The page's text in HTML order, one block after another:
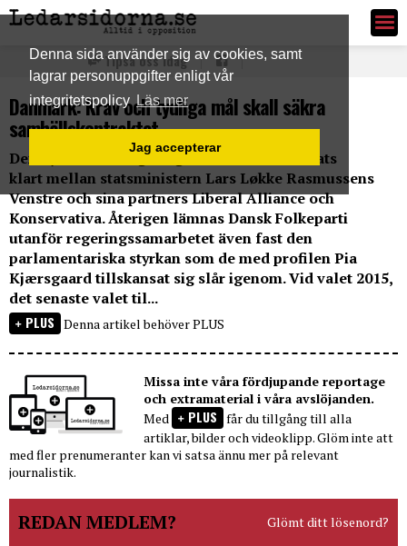
Denna sida använder sig av cookies, samt
lagrar personuppgifter enligt vår
integritetspolicy Läs mer
Jag accepterar
Ledarsidorna.se
Tipsa oss idag
Danmark: Krav och tydliga mål skall säkra
samhällskontraktet
Den nya danska regeringen har nu förhandlats
klart mellan statsministern Lars Løkke Rasmussens
Venstre och sina partners Liberal Alliance och
Konservativa. Återigen lämnas Dansk Folkeparti
utanför regeringssamarbetet även fast den
parlamentariska styrkan som de med profilen Pia
Kjærsgaard tillskansat sig slår igenom. Vid valet 2015,
det senaste valet til...
PLUS Denna artikel behöver PLUS
Missa inte våra fördjupande reportage
och extramaterial i våra avslöjanden.
Med
PLUS får du tillgång till alla
artiklar, bilder och videoklipp. Glöm inte att
med fler prenumeranter kan vi satsa ännu mer på relevant
journalistik.
REDAN MEDLEM? Glömt ditt lösenord?